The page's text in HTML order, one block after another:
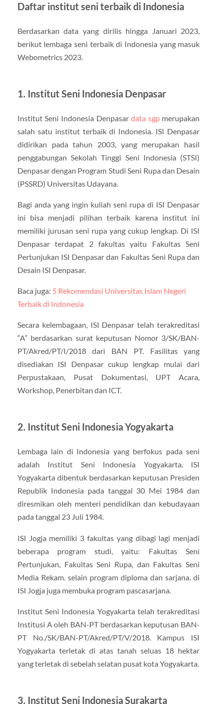
Daftar institut seni terbaik di Indonesia
Berdasarkan data yang dirilis hingga Januari 2023,
berikut lembaga seni terbaik di Indonesia yang masuk
Webometrics 2023.
1. Institut Seni Indonesia Denpasar
Institut Seni Indonesia Denpasardata sgpmerupakan
salah satu institut terbaik di Indonesia. ISI Denpasar
didirikan pada tahun 2003, yang merupakan hasil
penggabungan Sekolah Tinggi Seni Indonesia (STSI)
Denpasar dengan Program Studi Seni Rupa dan Desain
(PSSRD) Universitas Udayana.
Bagi anda yang ingin kuliah seni rupa di ISI Denpasar
ini bisa menjadi pilihan terbaik karena institut ini
memiliki jurusan seni rupa yang cukup lengkap. Di ISI
Denpasar terdapat 2 fakultas yaitu Fakultas Seni
Pertunjukan ISI Denpasar dan Fakultas Seni Rupa dan
Desain ISI Denpasar.
Baca juga: 5 Rekomendasi Universitas Islam Negeri
Terbaik di Indonesia
Secara kelembagaan, ISI Denpasar telah terakreditasi
“A” berdasarkan surat keputusan Nomor 3/SK/BAN-
PT/Akred/PT/I/2018 dari BAN PT. Fasilitas yang
disediakan ISI Denpasar cukup lengkap mulai dari
Perpustakaan, Pusat Dokumentasi, UPT Acara,
Workshop, Penerbitan dan ICT.
2. Institut Seni Indonesia Yogyakarta
Lembaga lain di Indonesia yang berfokus pada seni
adalah Institut Seni Indonesia Yogyakarta. ISI
Yogyakarta dibentuk berdasarkan keputusan Presiden
Republik Indonesia pada tanggal 30 Mei 1984 dan
diresmikan oleh menteri pendidikan dan kebudayaan
pada tanggal 23 Juli 1984.
ISI Jogja memiliki 3 fakultas yang dibagi lagi menjadi
beberapa program studi, yaitu: Fakultas Seni
Pertunjukan, Fakultas Seni Rupa, dan Fakultas Seni
Media Rekam. selain program diploma dan sarjana. di
ISI Jogja juga membuka program pascasarjana.
Institut Seni Indonesia Yogyakarta telah terakreditasi
Institusi A oleh BAN-PT berdasarkan keputusan BAN-
PT No./SK/BAN-PT/Akred/PT/V/2018. Kampus ISI
Yogyakarta terletak di atas tanah seluas 18 hektar
yang terletak di sebelah selatan pusat kota Yogyakarta.
3. Institut Seni Indonesia Surakarta